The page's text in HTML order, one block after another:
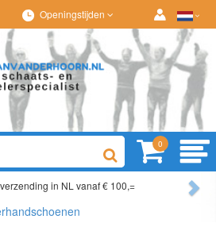
Openingstijden
0
in NL vanaf € 100,=
altijd wat naar wens!
Ruim assortiment,